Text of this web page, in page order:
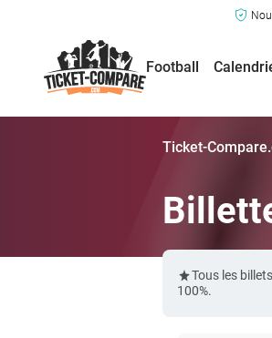
Football
Ticket-
Tous les
100%.